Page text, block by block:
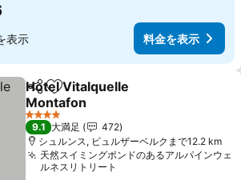
表示 料金を表示
シェアお気に入りに追加
Hotel Vitalquelle
Montafon
料金を表示
4 ホテルのランク
9.1 大満足
472
シュルンス, ビュルザーベルクまで12.2 km
天然スイミングポンドのあるアルパインウェ
ルネスリトリート